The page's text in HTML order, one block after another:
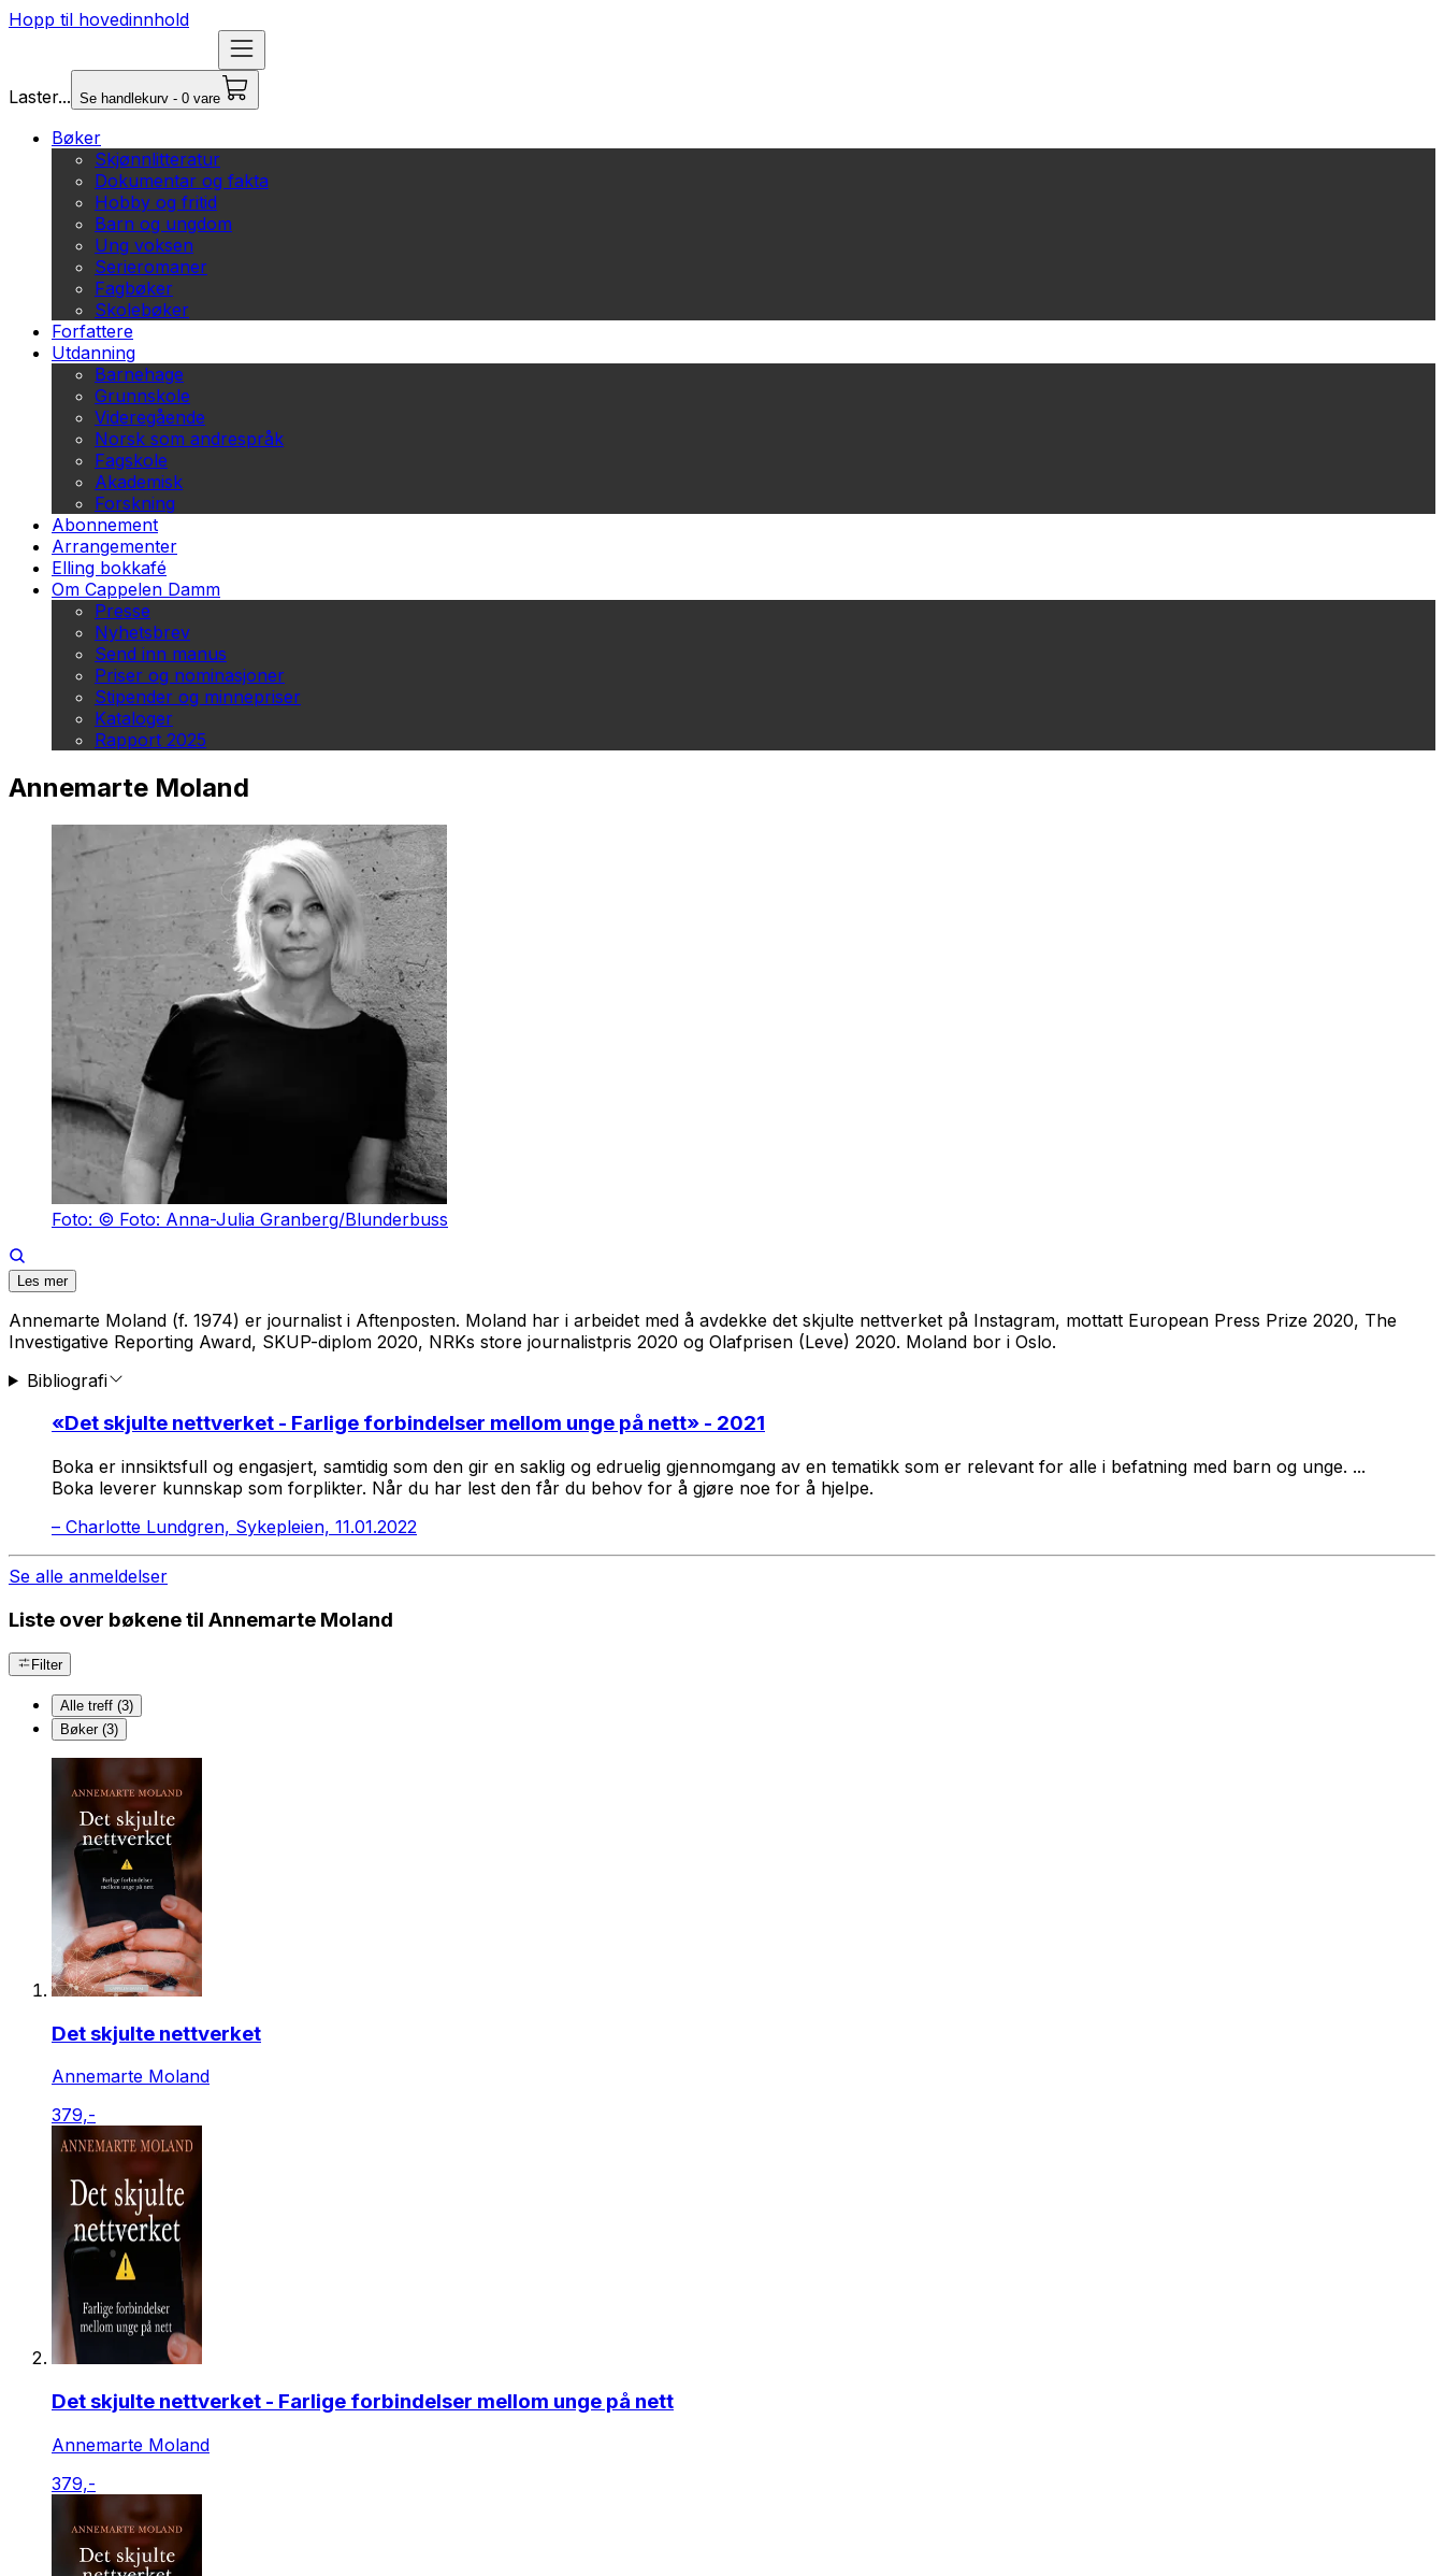
Hopp til hovedinnhold
Laster... Se handlekurv - 0 vare
Bøker
Skjønnlitteratur
Dokumentar og fakta
Hobby og fritid
Barn og ungdom
Ung voksen
Serieromaner
Fagbøker
Skolebøker
Forfattere
Utdanning
Barnehage
Grunnskole
Videregående
Norsk som andrespråk
Fagskole
Akademisk
Forskning
Abonnement
Arrangementer
Elling bokkafé
Om Cappelen Damm
Presse
Nyhetsbrev
Send inn manus
Priser og nominasjoner
Stipender og minnepriser
Kataloger
Rapport 2025
Annemarte Moland
Foto: © Foto: Anna-Julia Granberg/Blunderbuss
Les mer
Annemarte Moland (f. 1974) er journalist i Aftenposten. Moland har i arbeidet med å avdekke det skjulte nettverket på Instagram, mottatt European Press Prize 2020, The
Investigative Reporting Award, SKUP-diplom 2020, NRKs store journalistpris 2020 og Olafprisen (Leve) 2020. Moland bor i Oslo.
Bibliografi
«Det skjulte nettverket - Farlige forbindelser mellom unge på nett» - 2021
Boka er innsiktsfull og engasjert, samtidig som den gir en saklig og edruelig gjennomgang av en tematikk som er relevant for alle i befatning med barn og unge. ...
Boka leverer kunnskap som forplikter. Når du har lest den får du behov for å gjøre noe for å hjelpe.
– Charlotte Lundgren, Sykepleien, 11.01.2022
Se alle anmeldelser
Liste over bøkene til Annemarte Moland
Filter
Alle treff (3)
Bøker (3)
Det skjulte nettverket
Annemarte Moland
379,-
Det skjulte nettverket - Farlige forbindelser mellom unge på nett
Annemarte Moland
379,-